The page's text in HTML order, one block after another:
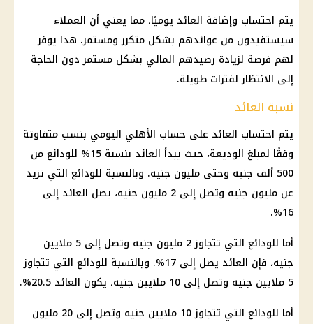
يتم احتساب وإضافة العائد يوميًا، مما يعني أن العملاء
سيستفيدون من عوائدهم بشكل متكرر ومستمر. هذا يوفر
لهم فرصة لزيادة رصيدهم المالي بشكل مستمر دون الحاجة
إلى الانتظار لفترات طويلة.
نسبة العائد
يتم احتساب العائد على حساب الأهلي اليومي بنسب متفاوتة
وفقًا لمبلغ الوديعة، حيث يبدأ العائد
بنسبة 15% للودائع من
500 ألف جنيه وحتى مليون جنيه. وبالنسبة للودائع التي تزيد
عن مليون جنيه وتصل إلى 2 مليون جنيه، يصل
العائد إلى
16%.
أما للودائع التي تتجاوز 2 مليون جنيه وتصل إلى 5 ملايين
جنيه، فإن العائد
يصل إلى 17%. وبالنسبة للودائع التي تتجاوز
5 ملايين جنيه وتصل إلى 10 ملايين جنيه، يكون
العائد
أما للودائع التي تتجاوز 10 ملايين جنيه وتصل إلى
20 مليون